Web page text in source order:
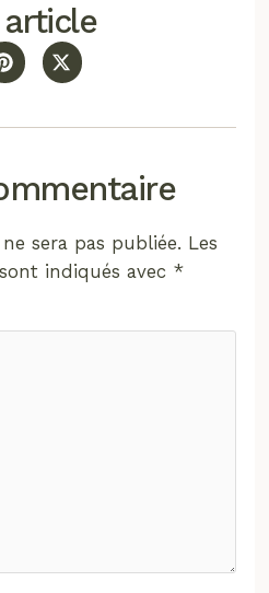
sera pas publiée. Les
indiqués avec *